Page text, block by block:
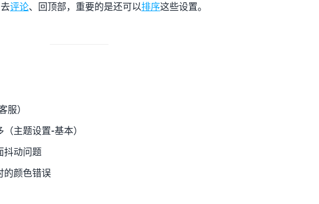
评论、回顶部，重要的是还可以排序这些设置。
服）
主题设置-基本）
抖动问题
的颜色错误